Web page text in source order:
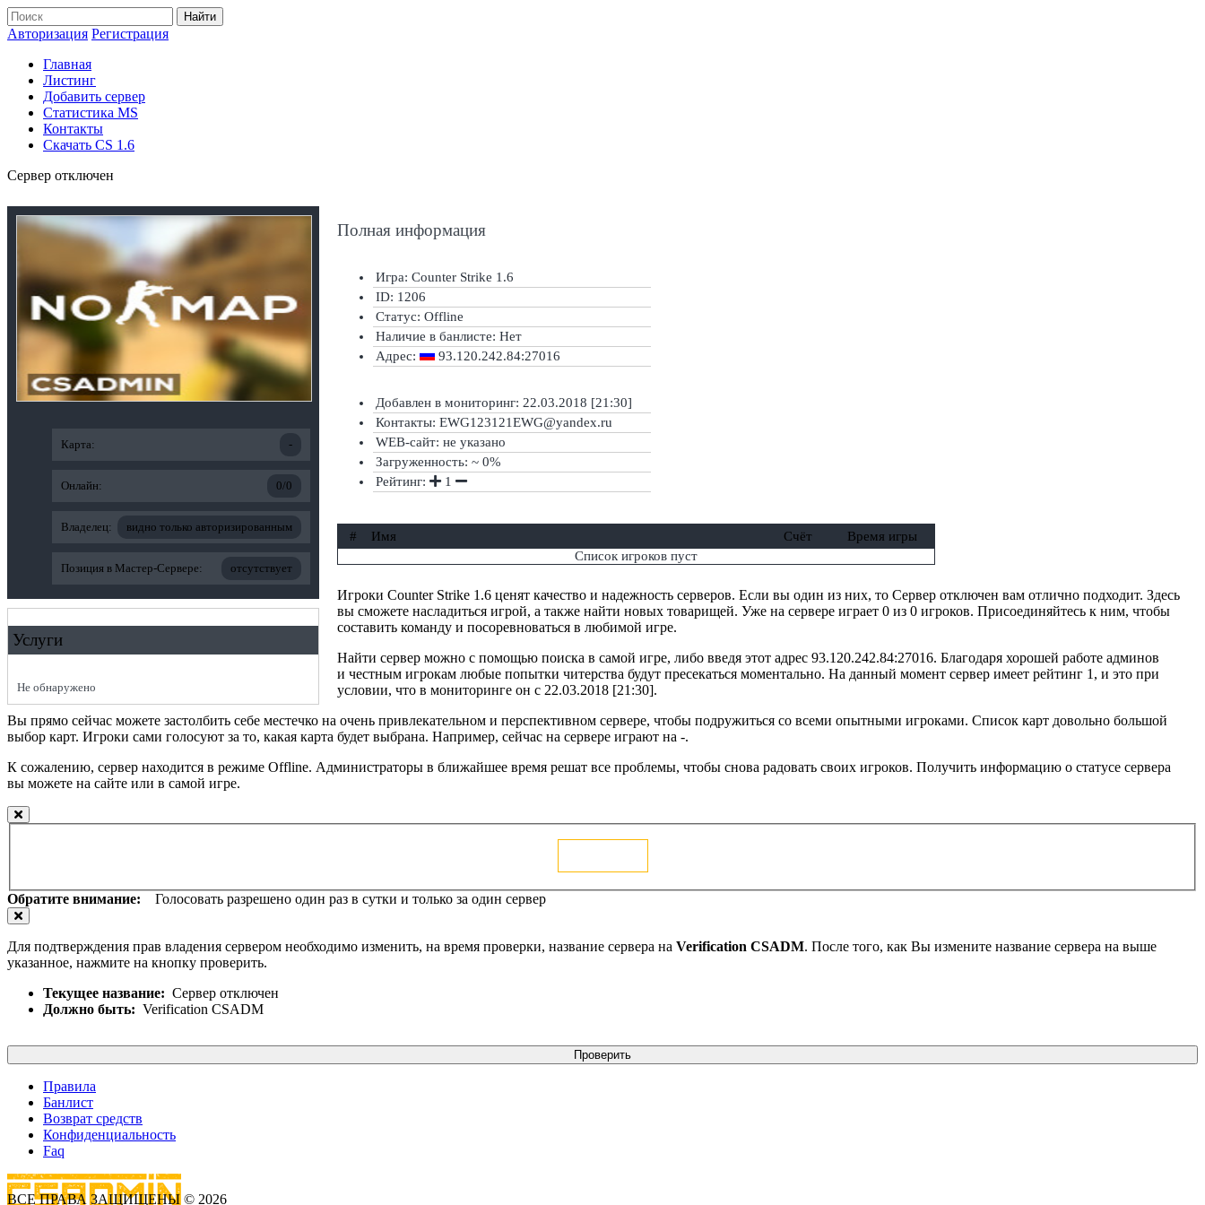
Найти
Авторизация Регистрация
Главная
Листинг
Добавить сервер
Статистика MS
Контакты
Скачать CS 1.6
Сервер отключен
Карта: -
Онлайн: 0/0
Владелец: видно только авторизированным
Позиция в Мастер-Сервере: отсутствует
Услуги
Не обнаружено
Полная информация
Игра: Counter Strike 1.6
ID: 1206
Статус: Offline
Наличие в банлисте: Нет
Адрес:
93.120.242.84:27016
Добавлен в мониторинг: 22.03.2018 [21:30]
Контакты: EWG123121EWG@yandex.ru
WEB-сайт: не указано
Загруженность: ~ 0%
Рейтинг:
1
# Имя Счёт
Время игры
Список игроков пуст
Игроки Counter Strike 1.6 ценят качество и надежность серверов. Если вы один из них, то Сервер отключен вам отлично подходит. Здесь
вы сможете насладиться игрой, а также найти новых товарищей. Уже на сервере играет 0 из 0 игроков. Присоединяйтесь к ним, чтобы
составить команду и посоревноваться в любимой игре.
Найти сервер можно с помощью поиска в самой игре, либо введя этот адрес 93.120.242.84:27016. Благодаря хорошей работе админов
и честным игрокам любые попытки читерства будут пресекаться моментально. На данный момент сервер имеет рейтинг 1, и это при
условии, что в мониторинге он с 22.03.2018 [21:30].
Вы прямо сейчас можете застолбить себе местечко на очень привлекательном и перспективном сервере, чтобы подружиться со всеми опытными игроками. Список карт довольно большой
выбор карт. Игроки сами голосуют за то, какая карта будет выбрана. Например, сейчас на сервере играют на -.
К сожалению, сервер находится в режиме Offline. Администраторы в ближайшее время решат все проблемы, чтобы снова радовать своих игроков. Получить информацию о статусе сервера
вы можете на сайте или в самой игре.
Обратите внимание: Голосовать разрешено один раз в сутки и только за один сервер
Для подтверждения прав владения сервером необходимо изменить, на время проверки, название сервера на Verification CSADM. После того, как Вы измените название сервера на выше
указанное, нажмите на кнопку проверить.
Текущее название: Сервер отключен
Должно быть: Verification CSADM
Проверить
Правила
Банлист
Возврат средств
Конфиденциальность
Faq
ВСЕ ПРАВА ЗАЩИЩЕНЫ © 2026